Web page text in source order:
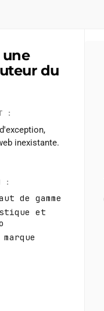
une
du
:
inexistante.
:
de gamme
et